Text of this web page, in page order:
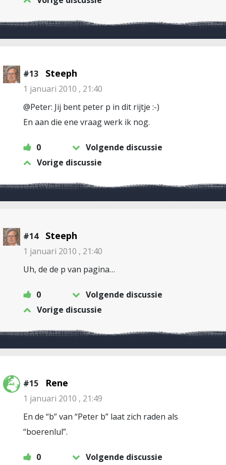
#13 Steeph
1 januari 2010 , 21:40
@Peter: Jij bent peter p in dit rijtje :-)
En aan die ene vraag werk ik nog.
0
Volgende discussie
Vorige discussie
#14 Steeph
1 januari 2010 , 21:40
Uh, de de p van pagina…
0
Volgende discussie
Vorige discussie
#15 Rene
1 januari 2010 , 21:49
En de “b” van “Peter b” laat zich raden als
“boerenlul”.
0
Volgende discussie